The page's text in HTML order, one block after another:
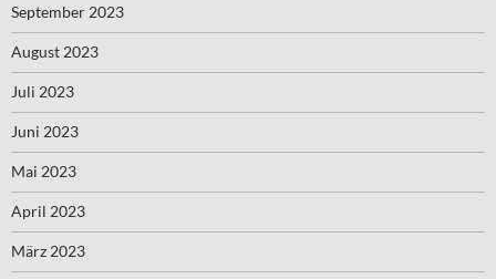
September 2023
August 2023
Juli 2023
Juni 2023
Mai 2023
April 2023
März 2023